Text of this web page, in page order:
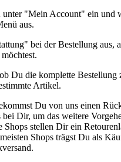
unter "Mein Account" ein und
aus.
bei der Bestellung aus,
Du die komplette Bestellung
Artikel.
Du von uns einen
Dir, um das weitere
Shops stellen Dir ein
Shops trägst Du als